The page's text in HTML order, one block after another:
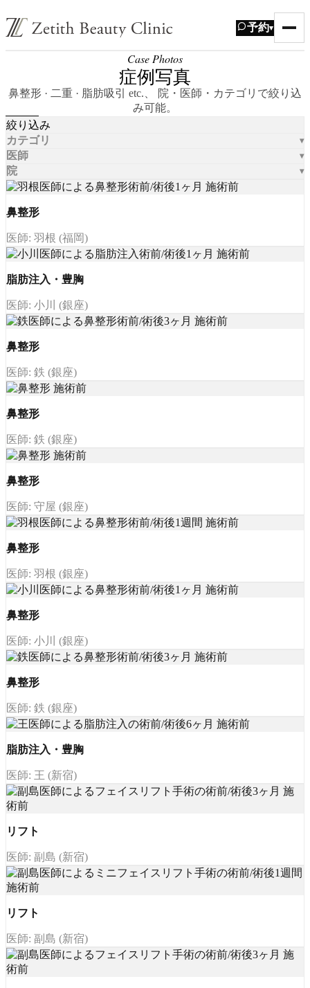
予約▾
Case Photos
症例写真
鼻整形 · 二重 · 脂肪吸引 etc.、 院・医師・カテゴリで絞り込
み可能。
絞り込み
カテゴリ
医師
院
鼻整形
医師: 羽根 (福岡)
脂肪注入・豊胸
医師: 小川 (銀座)
鼻整形
医師: 鉄 (銀座)
鼻整形
医師: 鉄 (銀座)
鼻整形
医師: 守屋 (銀座)
鼻整形
医師: 羽根 (銀座)
鼻整形
医師: 小川 (銀座)
鼻整形
医師: 鉄 (銀座)
脂肪注入・豊胸
医師: 王 (新宿)
リフト
医師: 副島 (新宿)
リフト
医師: 副島 (新宿)